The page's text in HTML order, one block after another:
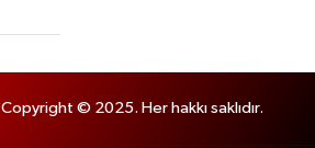
Copyright © 2025. Her hakkı saklıdır.